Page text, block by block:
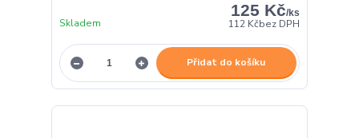
125 Kč/ks
112 Kčbez DPH
Skladem
Přidat do košíku